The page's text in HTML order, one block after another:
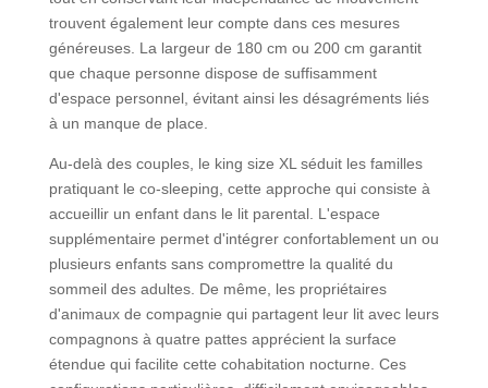
trouvent également leur compte dans ces mesures
généreuses. La largeur de 180 cm ou 200 cm garantit
que chaque personne dispose de suffisamment
d'espace personnel, évitant ainsi les désagréments liés
à un manque de place.
Au-delà des couples, le king size XL séduit les familles
pratiquant le co-sleeping, cette approche qui consiste à
accueillir un enfant dans le lit parental. L'espace
supplémentaire permet d'intégrer confortablement un ou
plusieurs enfants sans compromettre la qualité du
sommeil des adultes. De même, les propriétaires
d'animaux de compagnie qui partagent leur lit avec leurs
compagnons à quatre pattes apprécient la surface
étendue qui facilite cette cohabitation nocturne. Ces